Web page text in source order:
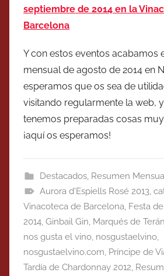
septiembre de 2014 en la
Barcelona
Y con estos eventos acabamos
mensual de agosto de 2014 en
esperamos que os sea de
visitando regularmente la web,
tenemos preparadas cosas
¡aquí os esperamos!
Destacados, Resumen
Aurora d'Espiells Rosé 2013,
Vinacoteca de Barcelona, Festa
2014, Ginbail Gin, Marqués de
nos gusta el vino, nosgustaelvino,
nosgustaelvino.com, Príncipe de
Tardía de Chardonnay 2012,